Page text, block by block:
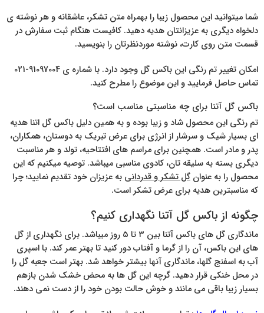
شما میتوانید این محصول زیبا را بهمراه متن تشکر، عاشقانه و هر نوشته ی
دلخواه دیگری به عزیزانتان هدیه دهید. کافیست هنگام ثبت سفارش در
قسمت متن روی کارت، نوشته موردنظرتان را بنویسید.
امکان تغییر تم رنگی این باکس گل وجود دارد. با شماره ی 91097004-021
تماس حاصل فرمایید و این موضوع را مطرح کنید.
باکس گل آتنا برای چه مناسبتی مناسب است؟
تم رنگی این محصول شاد و زیبا بوده و به همین دلیل باکس گل اتنا هدیه
ای بسیار شیک و سرشار از انرژی برای عرض تبریک به دوستان، همکاران،
پدر و مادر است. همچنین برای مراسم های افتتاحیه، تولد و هر مناسبت
دیگری بسته به سلیقه تان، کادوی مناسبی میباشد. توصیه میکنیم که این
محصول را به عنوان گل تشکر و قدردانی به عزیزان خود تقدیم نمایید؛ چرا
که مناسبترین هدیه برای عرض تشکر است.
چگونه از باکس گل آتنا نگهداری کنیم؟
ماندگاری گل های باکس آتنا بین ۳ تا ۵ روز میباشد. برای نگهداری از گل
های این باکس، آن را از گرما و آفتاب دور کنید تا بهتر عمر کند. با اسپری
آب به اسفنج گلها، ماندگاری آنها بیشتر خواهد شد. بهتر است جعبه گل را
در محل خنکی قرار دهید. گرچه این گل ها به محض خشک شدن بازهم
بسیار زیبا باقی می مانند و خوش حالت بودن خود را از دست نمی دهند.